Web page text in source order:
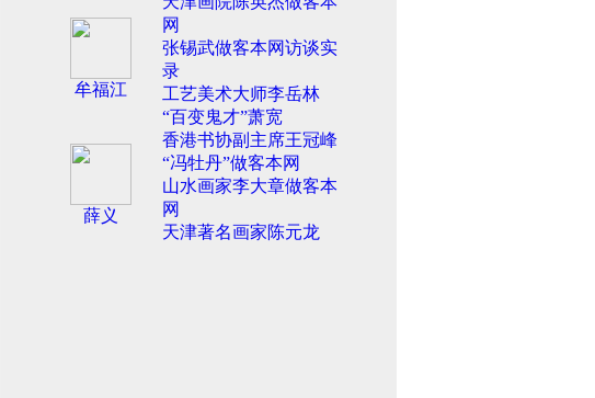
牟福江
网
张锡武做客本网访谈实
录
工艺美术大师李岳林
“百变鬼才”萧宽
薛义
香港书协副主席王冠峰
“冯牡丹”做客本网
山水画家李大章做客本
网
天津著名画家陈元龙